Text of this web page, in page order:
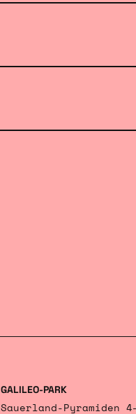
GALILEO-PARK
Sauerland-Pyramiden